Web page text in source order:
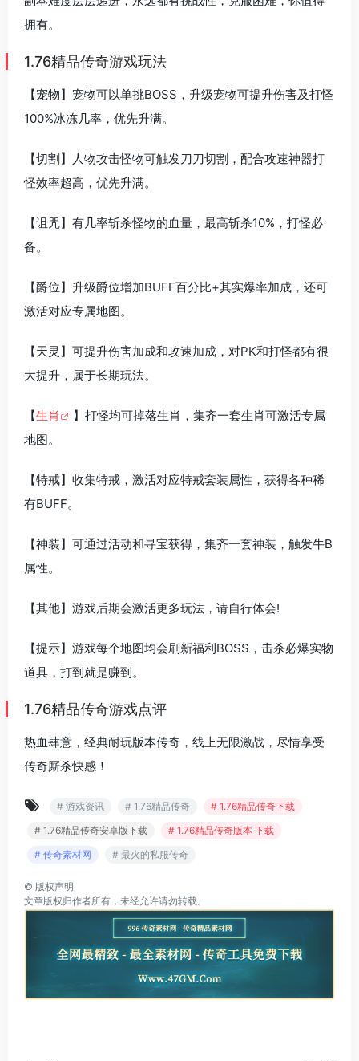
拥有。
1.76精品传奇游戏玩法
【宠物】宠物可以单挑BOSS，升级宠物可提升伤害及打怪
100%冰冻几率，优先升满。
【切割】人物攻击怪物可触发刀刀切割，配合攻速神器打
怪效率超高，优先升满。
【诅咒】有几率斩杀怪物的血量，最高斩杀10%，打怪必
备。
【爵位】升级爵位增加BUFF百分比+其实爆率加成，还可
激活对应专属地图。
【天灵】可提升伤害加成和攻速加成，对PK和打怪都有很
大提升，属于长期玩法。
【生肖
】打怪均可掉落生肖，集齐一套生肖可激活专属
地图。
【特戒】收集特戒，激活对应特戒套装属性，获得各种稀
有BUFF。
【神装】可通过活动和寻宝获得，集齐一套神装，触发牛B
属性。
【其他】游戏后期会激活更多玩法，请自行体会!
【提示】游戏每个地图均会刷新福利BOSS，击杀必爆实物
道具，打到就是赚到。
1.76精品传奇游戏点评
热血肆意，经典耐玩版本传奇，线上无限激战，尽情享受
传奇厮杀快感！
# 游戏资讯 # 1.76精品传奇
# 1.76精品传奇下载
# 1.76精品传奇安卓版下载
# 1.76精品传奇版本 下载
# 传奇素材网
# 最火的私服传奇
© 版权声明
文章版权归作者所有，未经允许请勿转载。